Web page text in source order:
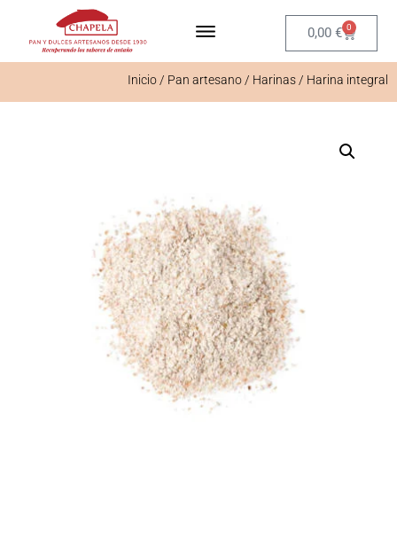
0,00 € 0
Inicio/ Pan artesano/ Harinas/ Harina integral